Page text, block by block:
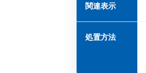
関連表示
処置方法